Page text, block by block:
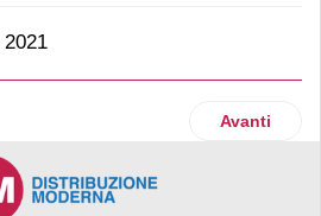
Ritorna per il secondo annoArticolo
Avanti